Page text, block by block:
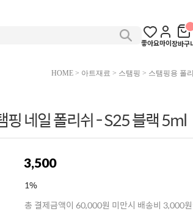
좋아요마이장바구
HOME> 아트재료 > 스탬핑 > 스탬핑용 폴
핑 네일 폴리쉬 - S25 블랙 5ml
3,500
1%
총 결제금액이 60,000원 미만시 배송비 3,000